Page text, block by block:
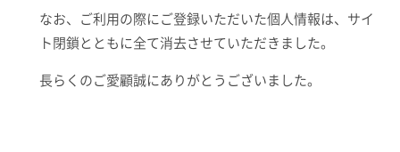
なお、ご利用の際にご登録いただいた個人情報は、サイ
ト閉鎖とともに全て消去させていただきました。
長らくのご愛顧誠にありがとうございました。